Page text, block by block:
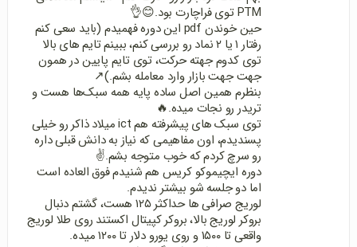
PTM توی فراچارت بود.😊👌
حین خوندن pdf این دوره فهمیدم (باید سعی کنم
رفتار ۱ یا ۲ نماد رو بررسی کنم، ببینم تایم های بالا
توی کدوم جهته حرکت، توی تایم پایین در همون
جهت جهت بازار وارد معامله بشم.)↗️
بنظرم همین اصل ساده پایه همه سبک‌ها هست و
تریدر رو نجات میده.🔥
توی سبک های پیشرفته هم ict میلاد ذاکر رو خیلی
پسندیدم، اون مفاهیمی که نیاز به دانش قبلی داره
رو سرچ کردم که خوب متوجه بشم.✌️
دوره ایچیموکو کریس هم شنیدم فوق العاده است
اما دو جلسه شو بیشتر ندیدم.
لوریج صرافی ها حداکثر ۱۲۵ هست، گشتم دنبال
بروکر لوریج بالا، بروکر کپیتال اکستند روی طلا لوریج
واقعی تا ۱۵۰۰ و روی یورو دلار تا ۱۲۰۰ میده.